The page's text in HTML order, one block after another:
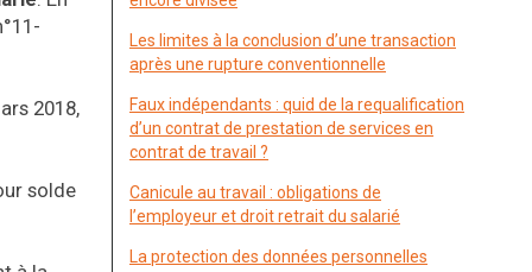
2018,
solde
Les limites à la conclusion d’une transaction
après une rupture conventionnelle
Faux indépendants : quid de la requalification
d’un contrat de prestation de services en
contrat de travail ?
Canicule au travail : obligations de
l’employeur et droit retrait du salarié
La protection des données personnelles